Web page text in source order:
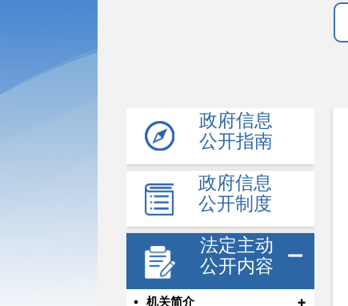
政府信息
公开指南
政府信息
公开制度
法定主动
公开内容
机关简介 +